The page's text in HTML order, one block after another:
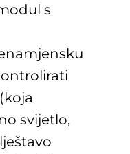
s
svijetlo,